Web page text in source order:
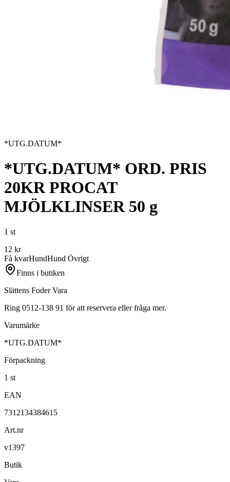
*UTG.DATUM*
*UTG.DATUM* ORD. PRIS
20KR PROCAT
MJÖLKLINSER 50 g
1 st
12 kr
Få kvarHundHund Övrigt
Finns i butiken
Slättens Foder Vara
Ring 0512-138 91 för att reservera eller fråga mer.
Varumärke
*UTG.DATUM*
Förpackning
1 st
EAN
7312134384615
Art.nr
v1397
Butik